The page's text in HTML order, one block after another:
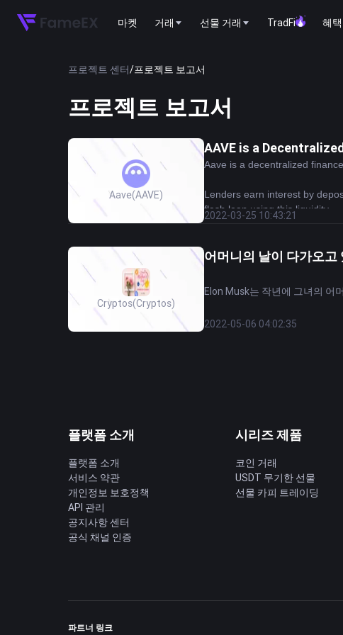
마켓 거래 선물 거래 TradFi 혜
프로젝트 센터/프로젝트 보고서
프로젝트 보고서
Aave(AAVE)
AAVE is a
Aave is a decentralized
Lenders earn interest by
flash loan using this liquidity.
AAVE provides holders with
2022-03-25 10:43:21
Cryptos(Cryptos)
어머니의 날이 다가오고
Elon Musk는 작년에 그녀의 어
2022-05-06 04:02:35
플랫폼 소개
플랫폼 소개
서비스 약관
개인정보 보호정책
API 관리
공지사항 센터
공식 채널 인증
시리즈 제품
코인 거래
USDT 무기한 선물
선물 카피 트레이딩
파트너 링크